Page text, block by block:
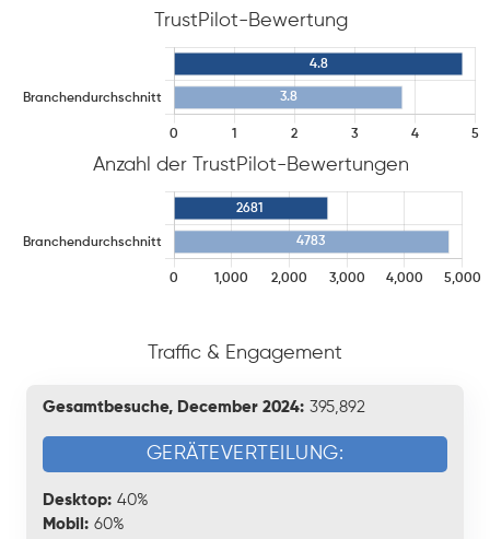
TrustPilot-Bewertung
Anzahl der TrustPilot-Bewertungen
Traffic & Engagement
Gesamtbesuche, December 2024: 395,892
GERÄTEVERTEILUNG:
Desktop: 40%
Mobil: 60%